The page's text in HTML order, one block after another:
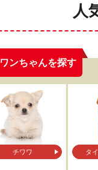
人
ワンちゃんを探す
チワワ タ